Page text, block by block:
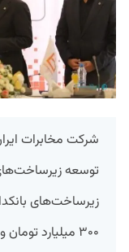
شرکت مخابرات
توسعه زیرساخت‌های
۳۰۰ میلیارد